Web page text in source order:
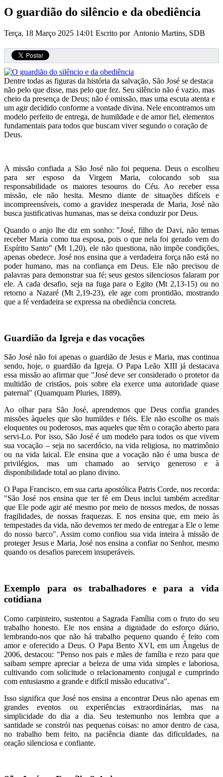
O guardião do silêncio e da obediência
Terça, 18 Março 2025 14:01 Escrito por Antonio Martins, SDB
Dentre todas as figuras da história da salvação, São José se destaca
não pelo que disse, mas pelo que fez. Seu silêncio não é vazio, mas
cheio da presença de Deus; não é omissão, mas uma escuta atenta e
um agir decidido conforme a vontade divina. Nele encontramos um
modelo perfeito de entrega, de humildade e de amor fiel, elementos
fundamentais para todos que buscam viver segundo o coração de
Deus.
A missão confiada a São José não foi pequena. Deus o escolheu
para ser esposo da Virgem Maria, colocando sob sua
responsabilidade os maiores tesouros do Céu. Ao receber essa
missão, ele não hesita. Mesmo diante de situações difíceis e
incompreensíveis, como a gravidez inesperada de Maria, José não
busca justificativas humanas, mas se deixa conduzir por Deus.
Quando o anjo lhe diz em sonho: "José, filho de Davi, não temas
receber Maria como tua esposa, pois o que nela foi gerado vem do
Espírito Santo" (Mt 1,20), ele não questiona, não impõe condições,
apenas obedece. José nos ensina que a verdadeira força não está no
poder humano, mas na confiança em Deus. Ele não precisou de
palavras para demonstrar sua fé; seus gestos silenciosos falaram por
ele. A cada desafio, seja na fuga para o Egito (Mt 2,13-15) ou no
retorno a Nazaré (Mt 2,19-23), ele age com prontidão, mostrando
que a fé verdadeira se expressa na obediência concreta.
Guardião da Igreja e das vocações
São José não foi apenas o guardião de Jesus e Maria, mas continua
sendo, hoje, o guardião da Igreja. O Papa Leão XIII já destacava
essa missão ao afirmar que "José deve ser considerado o protetor da
multidão de cristãos, pois sobre ela exerce uma autoridade quase
paternal" (Quamquam Pluries, 1889).
Ao olhar para São José, aprendemos que Deus confia grandes
missões àqueles que são humildes e fiéis. Ele não escolhe os mais
eloquentes ou poderosos, mas aqueles que têm o coração aberto para
servi-Lo. Por isso, São José é um modelo para todos os que vivem
sua vocação – seja no sacerdócio, na vida religiosa, no matrimônio
ou na vida laical. Ele ensina que a vocação não é uma busca de
privilégios, mas um chamado ao serviço generoso e à
disponibilidade total ao plano divino.
O Papa Francisco, em sua carta apostólica Patris Corde, nos recorda:
"São José nos ensina que ter fé em Deus inclui também acreditar
que Ele pode agir até mesmo por meio de nossos medos, de nossas
fragilidades, de nossas fraquezas. E nos ensina que, em meio às
tempestades da vida, não devemos ter medo de entregar a Ele o leme
do nosso barco". Assim como confiou sua vida inteira à missão de
proteger Jesus e Maria, José nos ensina a confiar no Senhor, mesmo
quando os desafios parecem insuperáveis.
Exemplo para os trabalhadores e para a vida
cotidiana
Como carpinteiro, sustentou a Sagrada Família com o fruto do seu
trabalho honesto. Ele nos ensina a dignidade do esforço diário,
lembrando-nos que não há trabalho pequeno quando é feito com
amor e oferecido a Deus. O Papa Bento XVI, em um Ângelus de
2006, destacou: "Penso nos pais e mães de família e rezo para que
saibam sempre apreciar a beleza de uma vida simples e laboriosa,
cultivando com solicitude o relacionamento conjugal e cumprindo
com entusiasmo a grande e difícil missão educativa".
Isso significa que José nos ensina a encontrar Deus não apenas em
grandes eventos ou experiências extraordinárias, mas na
simplicidade do dia a dia. Seu testemunho nos lembra que a
santidade se constrói nas pequenas coisas: no amor dentro de casa,
no trabalho bem feito, na paciência diante das dificuldades, na
oração silenciosa e confiante.